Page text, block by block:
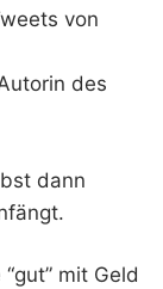
von
des
dann
mit Geld